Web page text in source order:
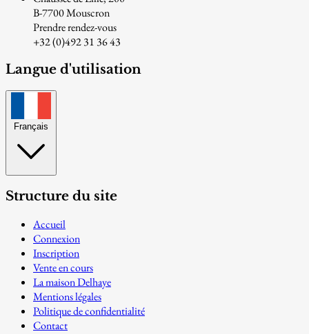
B-7700 Mouscron
Prendre rendez-vous
+32 (0)492 31 36 43
Langue d'utilisation
Français
Structure du site
Accueil
Connexion
Inscription
Vente en cours
La maison Delhaye
Mentions légales
Politique de confidentialité
Contact